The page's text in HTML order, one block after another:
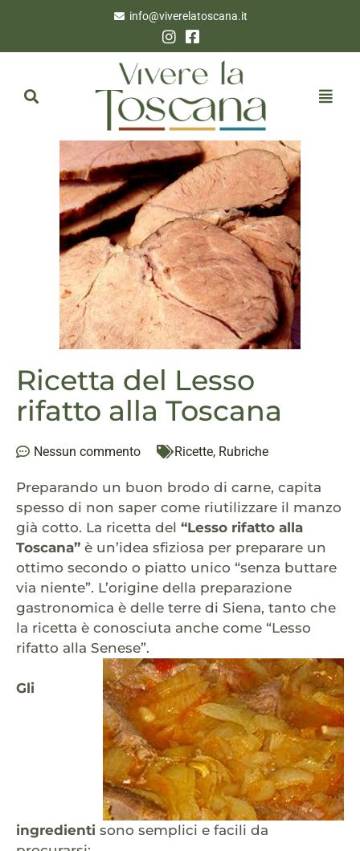
info@viverelatoscana.it
Ricetta del Lesso
rifatto alla Toscana
Nessun commento Ricette, Rubriche
Preparando un buon brodo di carne, capita
spesso di non saper come riutilizzare il manzo
già cotto. La ricetta del “Lesso rifatto alla
Toscana” è un’idea sfiziosa per preparare un
ottimo secondo o piatto unico “senza buttare
via niente”. L’origine della preparazione
gastronomica è delle terre di Siena, tanto che
la ricetta è conosciuta anche come “Lesso
rifatto alla Senese”.
Gli
ingredienti sono semplici e facili da